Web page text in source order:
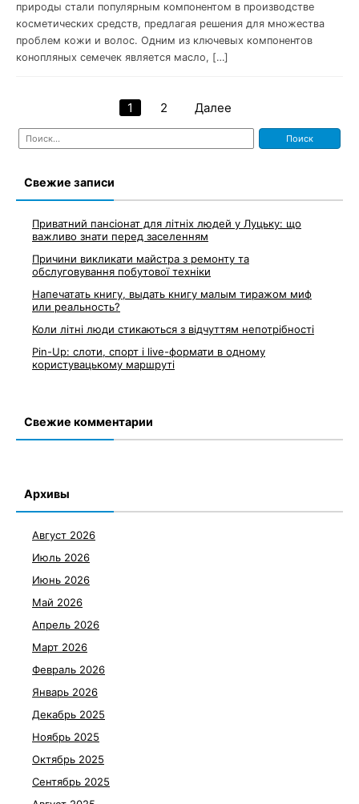
природы стали популярным компонентом в производстве
косметических средств, предлагая решения для множества
проблем кожи и волос. Одним из ключевых компонентов
конопляных семечек является масло, […]
Навигация
по
1 2 Далее
Найти:
Свежие записи
Приватний пансіонат для літніх людей у Луцьку: що
важливо знати перед заселенням
Причини викликати майстра з ремонту та
обслуговування побутової техніки
Напечатать книгу, выдать книгу малым тиражом миф
или реальность?
Коли літні люди стикаються з відчуттям непотрібності
Pin-Up: слоти, спорт і live-формати в одному
користувацькому маршруті
Свежие комментарии
Архивы
Август 2026
Июль 2026
Июнь 2026
Май 2026
Апрель 2026
Март 2026
Февраль 2026
Январь 2026
Декабрь 2025
Ноябрь 2025
Октябрь 2025
Сентябрь 2025